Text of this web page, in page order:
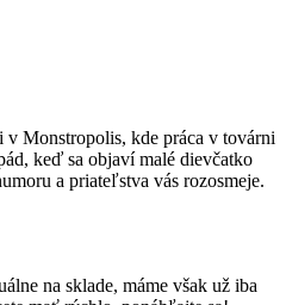
Monstropolis, kde práca v továrni
keď sa objaví malé dievčatko
a priateľstva vás rozosmeje.
na sklade, máme však už iba